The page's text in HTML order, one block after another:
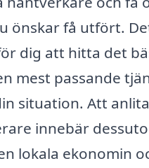
önskar få utfört.
dig att hitta det
mest passande
situation. Att
innebär
lokala ekonomin